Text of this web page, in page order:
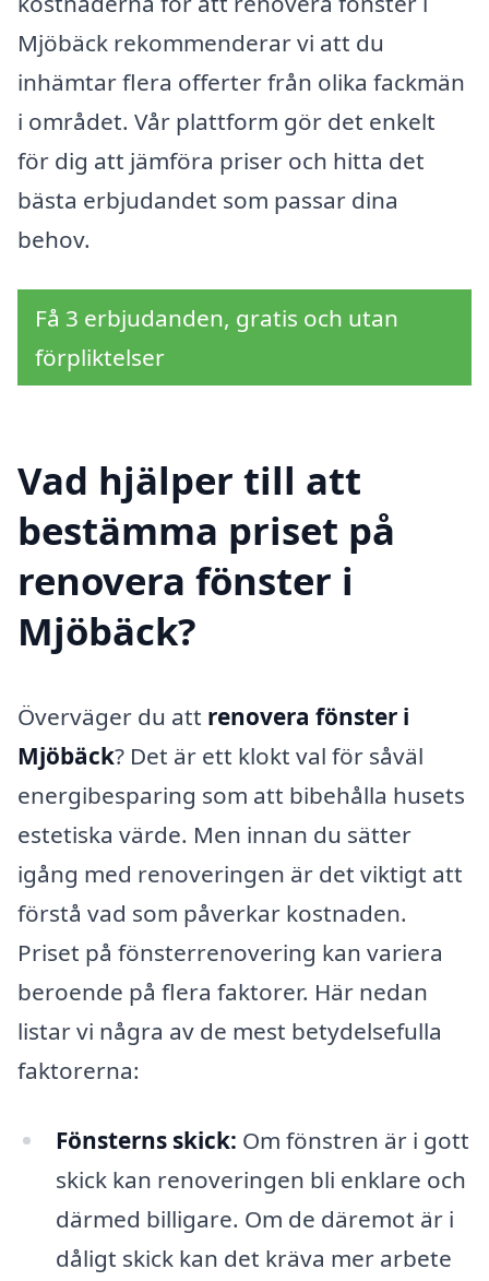
Mjöbäck rekommenderar vi att du
inhämtar flera offerter från olika fackmän
i området. Vår plattform gör det enkelt
för dig att jämföra priser och hitta det
bästa erbjudandet som passar dina
behov.
Få 3 erbjudanden, gratis och utan
förpliktelser
Vad hjälper till att
bestämma priset på
renovera fönster i
Mjöbäck?
Överväger du att renovera fönster i
Mjöbäck? Det är ett klokt val för såväl
energibesparing som att bibehålla husets
estetiska värde. Men innan du sätter
igång med renoveringen är det viktigt att
förstå vad som påverkar kostnaden.
Priset på fönsterrenovering kan variera
beroende på flera faktorer. Här nedan
listar vi några av de mest betydelsefulla
faktorerna:
Fönsterns skick: Om fönstren är i gott
skick kan renoveringen bli enklare och
därmed billigare. Om de däremot är i
dåligt skick kan det kräva mer arbete